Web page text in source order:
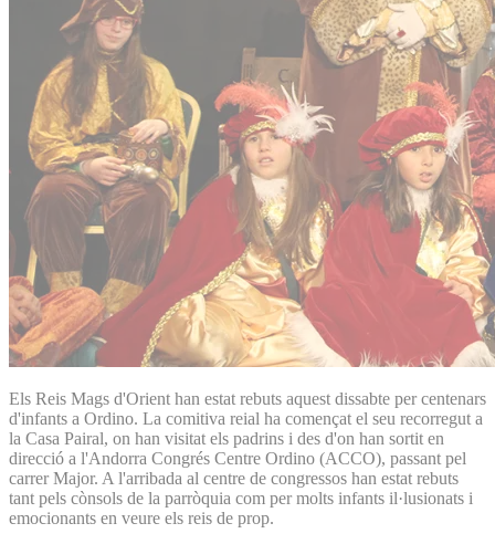
Els Reis Mags d'Orient han estat rebuts aquest dissabte per centenars
d'infants a Ordino. La comitiva reial ha començat el seu recorregut a
la Casa Pairal, on han visitat els padrins i des d'on han sortit en
direcció a l'Andorra Congrés Centre Ordino (ACCO), passant pel
carrer Major. A l'arribada al centre de congressos han estat rebuts
tant pels cònsols de la parròquia com per molts infants il·lusionats i
emocionants en veure els reis de prop.